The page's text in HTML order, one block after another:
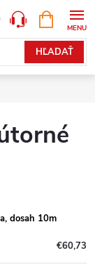
HĽADAŤ
KOŠÍK
dosah 10m
€60,73